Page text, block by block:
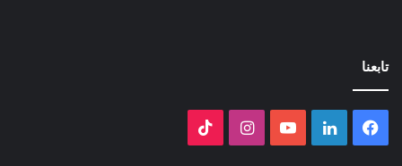
تابعنا
فيسبوك لينكدإن ‫YouTubeانستقرام